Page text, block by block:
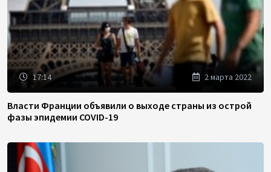
17:14 2 марта 2022
Власти Франции объявили о выходе страны из острой
фазы эпидемии COVID-19